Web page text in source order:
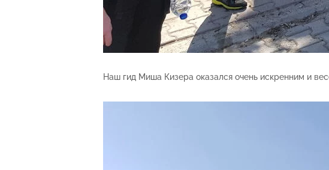
Наш гид Миша Кизера оказался очень искренним и